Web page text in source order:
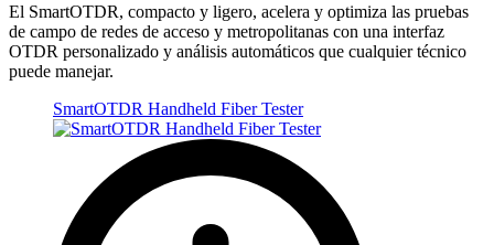
El SmartOTDR, compacto y ligero, acelera y optimiza las pruebas
de campo de redes de acceso y metropolitanas con una interfaz
OTDR personalizado y análisis automáticos que cualquier técnico
puede manejar.
SmartOTDR Handheld Fiber Tester